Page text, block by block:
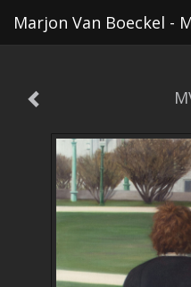
Marjon Van Boeckel -